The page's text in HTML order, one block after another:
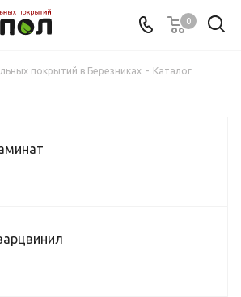
0
покрытий в Березниках - Каталог